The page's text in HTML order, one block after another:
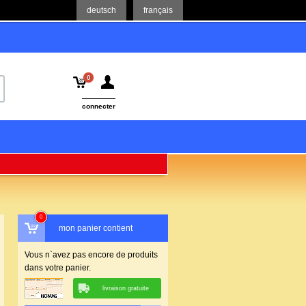
0
connecter
mon panier contient
0
Vous n`avez pas encore de produits
dans votre panier.
livraison gratuite
français
deutsch